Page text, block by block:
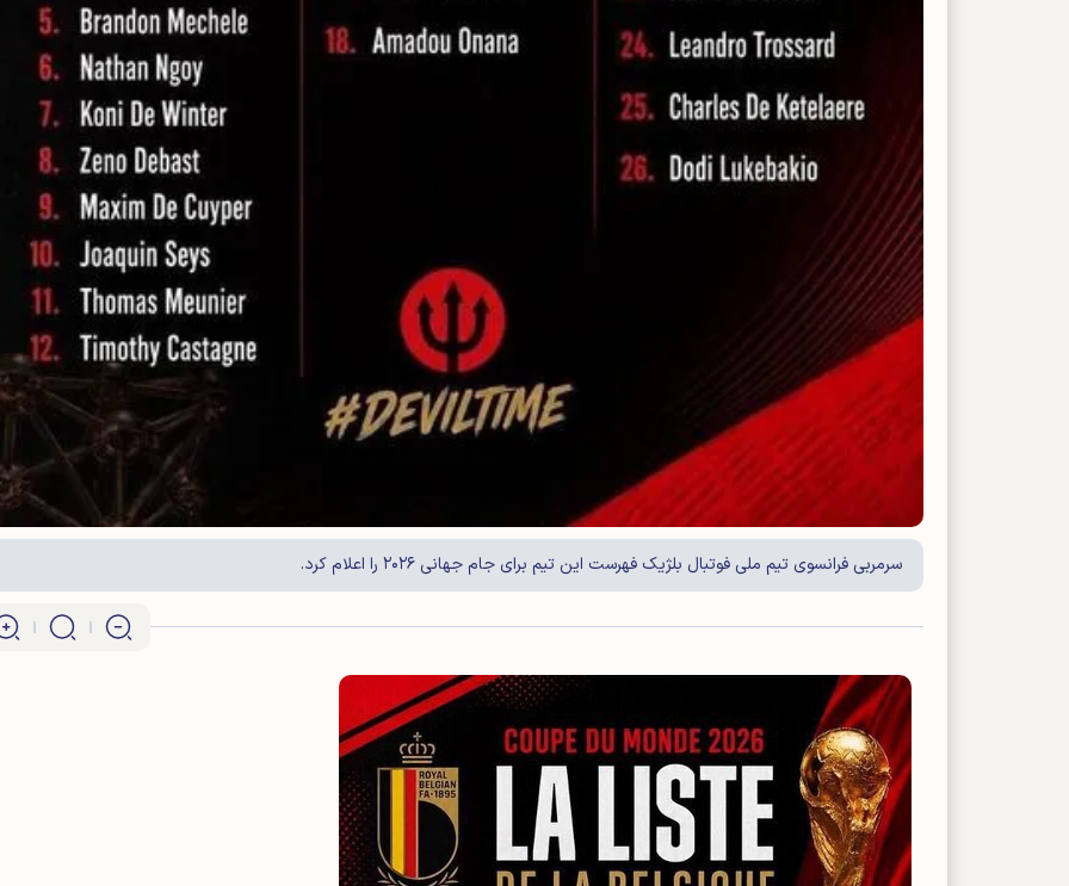
سرمربی فرانسوی تیم ملی فوتبال بلژیک فهرست این تیم برای جام جهانی ۲۰۲۶ را اعلام کرد.